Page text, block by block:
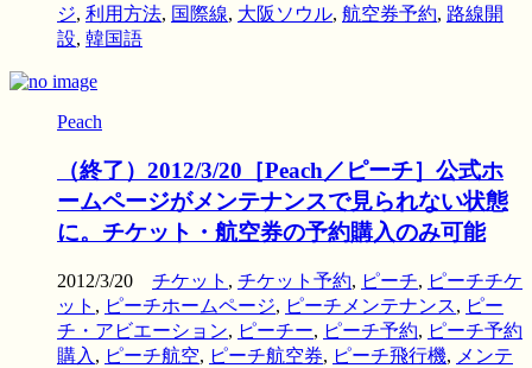
ジ, 利用方法, 国際線, 大阪ソウル, 航空券予約, 路線開
設, 韓国語
Peach
（終了）2012/3/20［Peach／ピーチ］公式ホ
ームページがメンテナンスで見られない状態
に。チケット・航空券の予約購入のみ可能
2012/3/20 チケット , チケット予約, ピーチ, ピーチチケ
ット , ピーチホームページ, ピーチメンテナンス, ピー
チ・アビエーション, ピーチー, ピーチ予約, ピーチ予約
購入, ピーチ航空, ピーチ航空券, ピーチ飛行機, メンテ